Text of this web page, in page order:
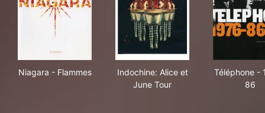
Niagara - Flammes
Indochine: Alice et
June Tour
Téléphone -
86